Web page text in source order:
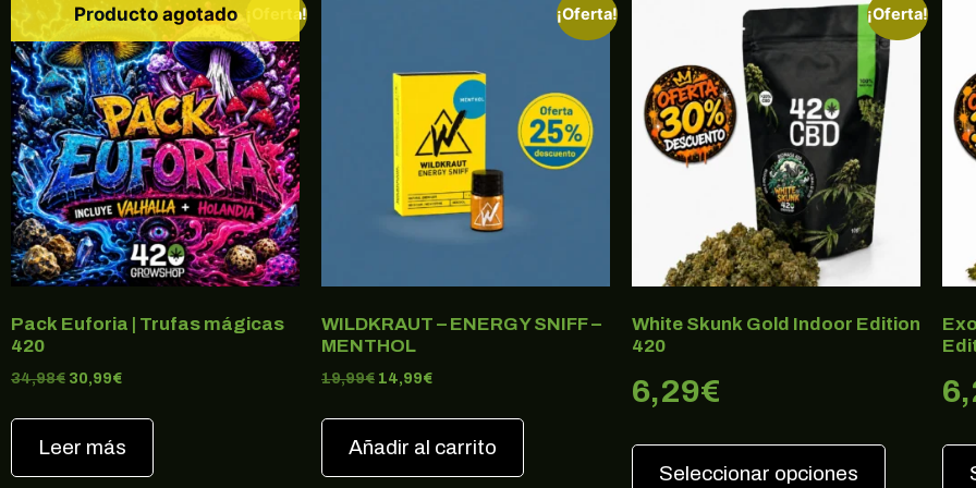
¡Oferta!
Pack Euforia | Trufas mágicas
420
34,98€ 30,99€
Leer más
Producto agotado ¡Oferta!
WILDKRAUT – ENERGY SNIFF –
MENTHOL
19,99€ 14,99€
Añadir al carrito
¡Oferta!
White Skunk Gold Indoor Edition
420
6,29€
Seleccionar opciones